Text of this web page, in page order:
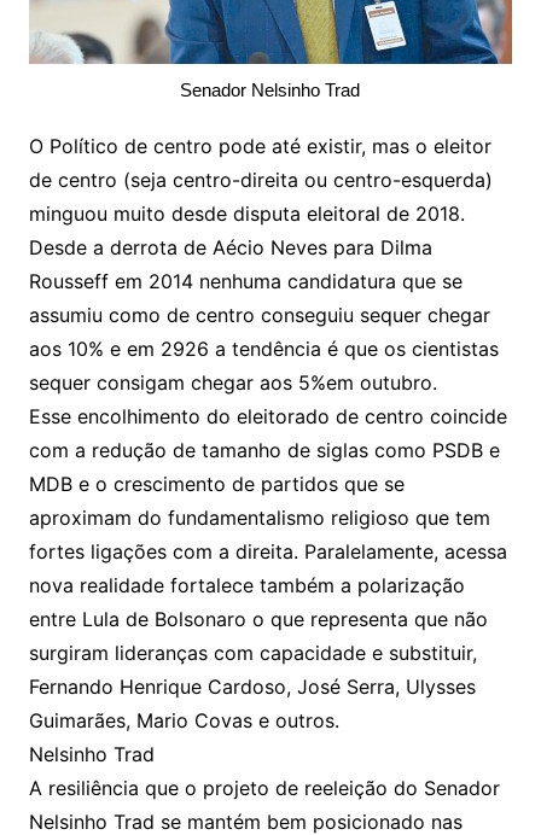
Senador Nelsinho Trad
O Político de centro pode até existir, mas o eleitor
de centro (seja centro-direita ou centro-esquerda)
minguou muito desde disputa eleitoral de 2018.
Desde a derrota de Aécio Neves para Dilma
Rousseff em 2014 nenhuma candidatura que se
assumiu como de centro conseguiu sequer chegar
aos 10% e em 2926 a tendência é que os cientistas
sequer consigam chegar aos 5%em outubro.
Esse encolhimento do eleitorado de centro coincide
com a redução de tamanho de siglas como PSDB e
MDB e o crescimento de partidos que se
aproximam do fundamentalismo religioso que tem
fortes ligações com a direita. Paralelamente, acessa
nova realidade fortalece também a polarização
entre Lula de Bolsonaro o que representa que não
surgiram lideranças com capacidade e substituir,
Fernando Henrique Cardoso, José Serra, Ulysses
Guimarães, Mario Covas e outros.
Nelsinho Trad
A resiliência que o projeto de reeleição do Senador
Nelsinho Trad se mantém bem posicionado nas